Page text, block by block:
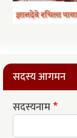
सदस्य आगमन
सदस्यनाम